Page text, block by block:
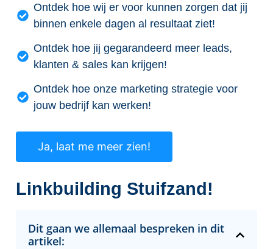
Ontdek hoe wij er voor kunnen zorgen dat jij
binnen enkele dagen al resultaat ziet!
Ontdek hoe jij gegarandeerd meer leads,
klanten & sales kan krijgen!
Ontdek hoe onze marketing strategie voor
jouw bedrijf kan werken!
Ja, laat me meer zien!
Linkbuilding Stuifzand!
Dit gaan we allemaal bespreken in dit
artikel: